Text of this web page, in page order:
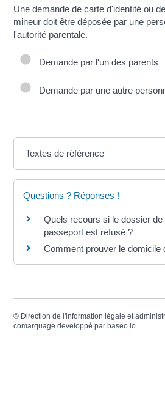
Une demande de carte d'identité ou
mineur doit être déposée par une
l'autorité parentale.
Demande par l'un des parents
Demande par une autre
Textes de référence
Questions ? Réponses !
Quels recours si le dossier de
passeport est refusé ?
Comment prouver le domicile
© Direction de l'information légale et
comarquage developpé parbaseo.io